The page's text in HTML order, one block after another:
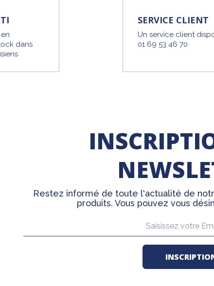
dans
SERVICE CLIENT
Un service client
01 69 53 46 70
Restez informé de toute l'actualité de
produits. Vous pouvez vous